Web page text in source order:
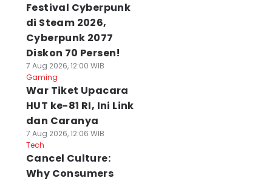
Festival Cyberpunk
di Steam 2026,
Cyberpunk 2077
Diskon 70 Persen!
7 Aug 2026, 12:00 WIB
Gaming
War Tiket Upacara
HUT ke-81 RI, Ini Link
dan Caranya
7 Aug 2026, 12:06 WIB
Tech
Cancel Culture:
Why Consumers